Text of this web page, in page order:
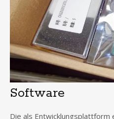
Software
Die als Entwicklungsplattform